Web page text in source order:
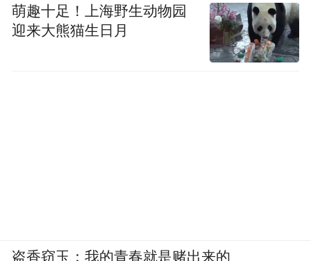
萌趣十足！上海野生动物园
迎来大熊猫生日月
盗香窃玉：我的青春就是赌出来的